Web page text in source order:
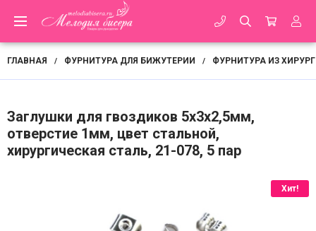
ГЛАВНАЯ / ФУРНИТУРА ДЛЯ БИЖУТЕРИИ / ФУРНИТУРА ИЗ
Заглушки для гвоздиков 5х3х2,5мм,
отверстие 1мм, цвет стальной,
хирургическая сталь, 21-078, 5 пар
Хит!